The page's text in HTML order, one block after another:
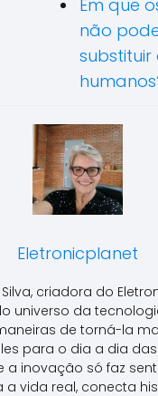
Em que
não
substituir
Eletronicplanet
criadora do
universo da
de torná-la
para o dia a dia
a inovação só faz
a vida real, conecta